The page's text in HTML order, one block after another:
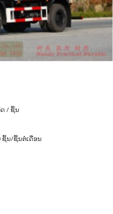
ດ / ຊິ້ນ
ຊິ້ນ/ຊິ້ນຕໍ່ເດືອນ